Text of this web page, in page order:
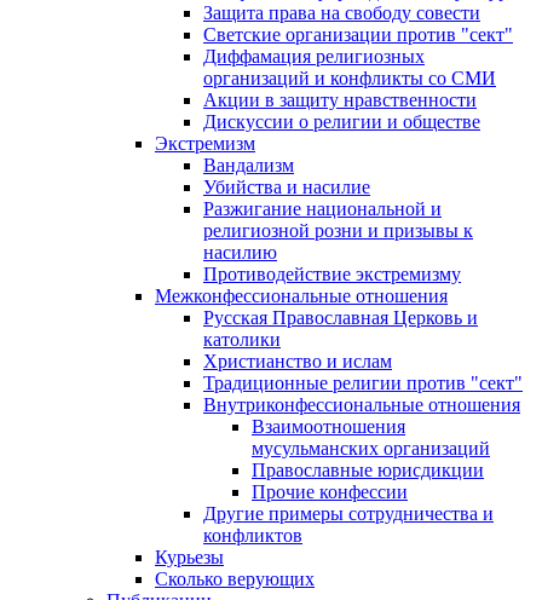
Защита права на свободу совести
Светские организации против "сект"
Диффамация религиозных
организаций и конфликты со СМИ
Акции в защиту нравственности
Дискуссии о религии и обществе
Экстремизм
Вандализм
Убийства и насилие
Разжигание национальной и
религиозной розни и призывы к
насилию
Противодействие экстремизму
Межконфессиональные отношения
Русская Православная Церковь и
католики
Христианство и ислам
Традиционные религии против "сект"
Внутриконфессиональные отношения
Взаимоотношения
мусульманских организаций
Православные юрисдикции
Прочие конфессии
Другие примеры сотрудничества и
конфликтов
Курьезы
Сколько верующих